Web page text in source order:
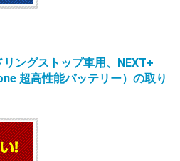
ングストップ車用、NEXT+
超高性能バッテリー）の取り